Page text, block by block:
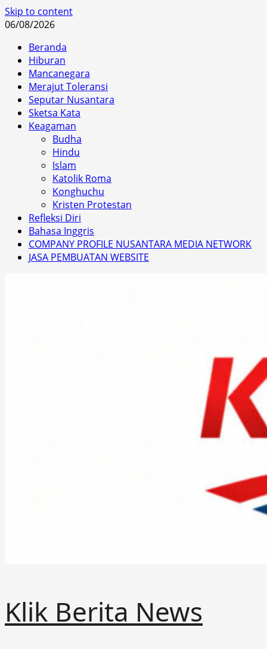
Skip to content
06/08/2026
Beranda
Hiburan
Mancanegara
Merajut Toleransi
Seputar Nusantara
Sketsa Kata
Keagaman
Budha
Hindu
Islam
Katolik Roma
Konghuchu
Kristen Protestan
Refleksi Diri
Bahasa Inggris
COMPANY PROFILE NUSANTARA MEDIA NETWORK
JASA PEMBUATAN WEBSITE
Klik Berita News